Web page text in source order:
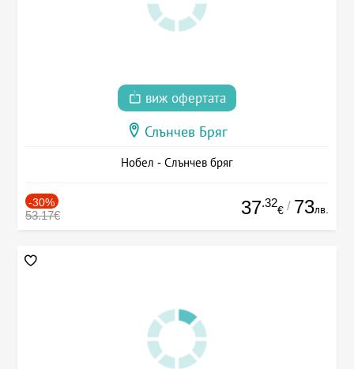
виж офертата
Слънчев Бряг
Нобел - Слънчев бряг
-30%
53.17€ 37.32
€ / 73лв.